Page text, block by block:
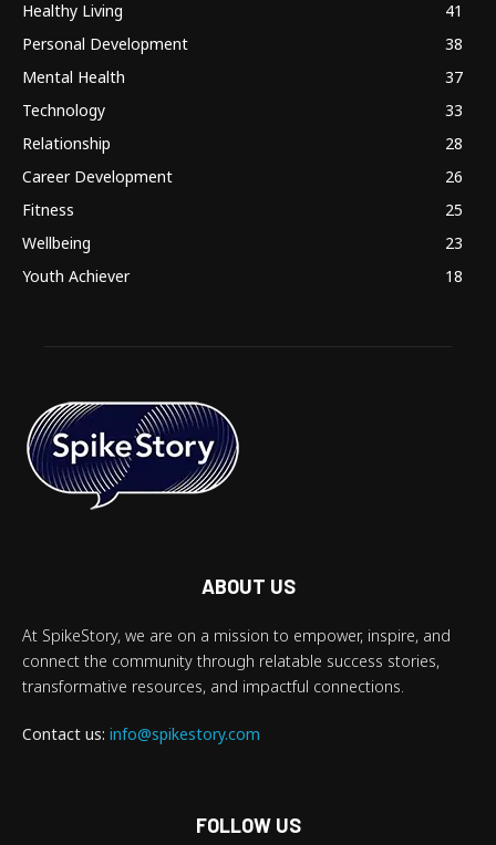
Healthy Living
41
Personal Development
38
Mental Health
37
Technology
33
Relationship
28
Career Development
26
Fitness
25
Wellbeing
23
Youth Achiever
18
ABOUT US
At SpikeStory, we are on a mission to empower, inspire, and
connect the community through relatable success stories,
transformative resources, and impactful connections.
Contact us: info@spikestory.com
FOLLOW US